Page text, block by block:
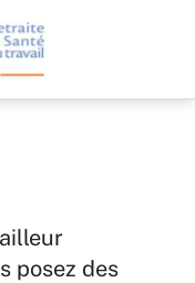
posez des